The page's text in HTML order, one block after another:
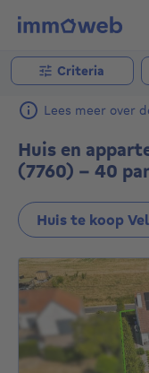
Criteria
Lees meer over
Huis en
(7760) - 40
Huis te koop